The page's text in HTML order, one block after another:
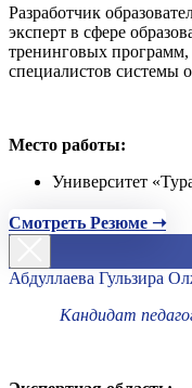
Разработчик
эксперт в сфере
тренинговых
специалистов системы
Место работы:
Университет
Смотреть Резюме ➝
Абдуллаева Гульзира
Кандидат